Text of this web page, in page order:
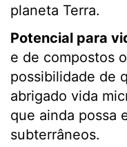
planeta Terra.
Potencial para
e de compostos
possibilidade de
abrigado vida
que ainda possa
subterrâneos.